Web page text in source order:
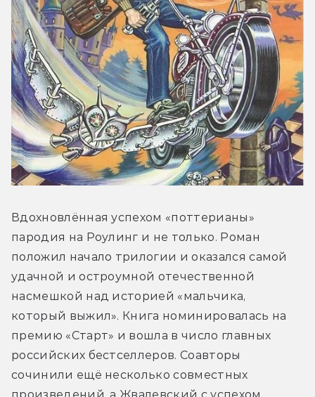
Вдохновлённая успехом «поттерианы»
пародия на Роулинг и не только. Роман
положил начало трилогии и оказался самой
удачной и остроумной отечественной
насмешкой над историей «мальчика,
который выжил». Книга номинировалась на
премию «Старт» и вошла в число главных
российских бестселлеров. Соавторы
сочинили ещё несколько совместных